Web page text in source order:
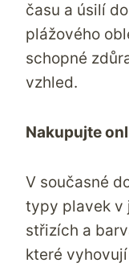
času a úsilí
plážového
schopné
vzhled.
Nakupujte
V současné
typy plavek v
střizích a
které